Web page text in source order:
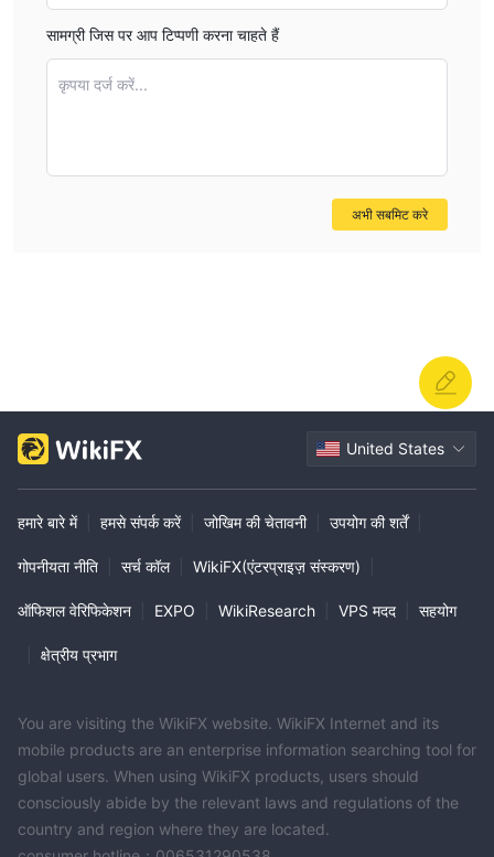
सामग्री जिस पर आप टिप्पणी करना चाहते हैं
कृपया दर्ज करें...
अभी सबमिट करे
United States
हमारे बारे में हमसे संपर्क करें जोखिम की चेतावनी उपयोग की शर्तें
गोपनीयता नीति सर्च कॉल WikiFX(एंटरप्राइज़ संस्करण)
ऑफिशल वेरिफिकेशन EXPO WikiResearch VPS मदद सहयोग
क्षेत्रीय प्रभाग
You are visiting the WikiFX website. WikiFX Internet and its
mobile products are an enterprise information searching tool for
global users. When using WikiFX products, users should
consciously abide by the relevant laws and regulations of the
country and region where they are located.